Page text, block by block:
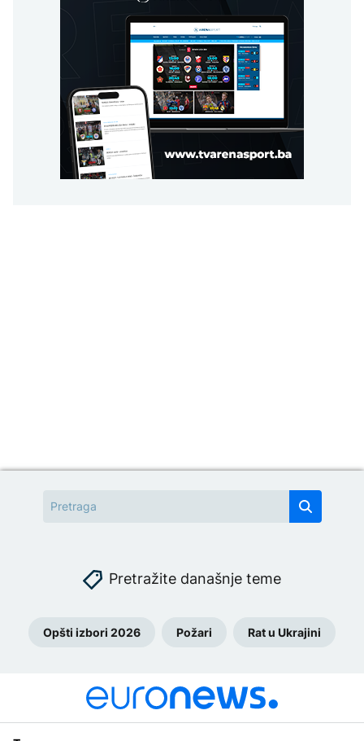
Pretražite današnje teme
Opšti izbori 2026 Požari Rat u Ukrajini